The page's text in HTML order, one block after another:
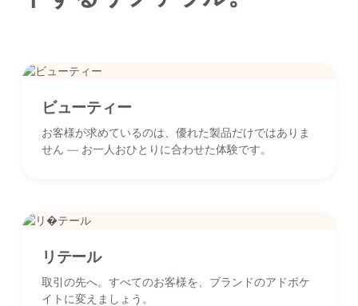
ビューティー
お客様が求めているのは、優れた製品だけではありま
せん — お一人おひとりに合わせた体験です。
リテール
取引の先へ。すべてのお客様を、ブランドのアドボケ
イトに変えましょう。